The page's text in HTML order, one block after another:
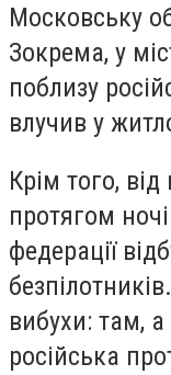
Московську
Зокрема, у
поблизу
влучив у
Крім того,
протягом
федерації
вибухи: там,
російська